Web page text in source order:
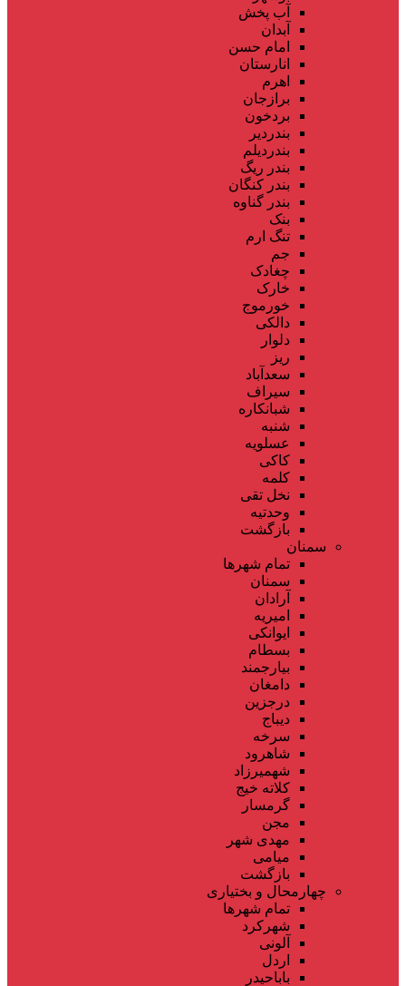
آب پخش
آبدان
امام حسن
انارستان
اهرم
برازجان
بردخون
بندردیر
بندردیلم
بندر ریگ
بندر کنگان
بندر گناوه
بنک
تنگ ارم
جم
چغادک
خارک
خورموج
دالکی
دلوار
ریز
سعدآباد
سیراف
شبانکاره
شنبه
عسلویه
کاکی
کلمه
نخل تقی
وحدتیه
بازگشت
سمنان
تمام شهر‌ها
سمنان
آرادان
امیریه
ایوانکی
بسطام
بیارجمند
دامغان
درجزین
دیباج
سرخه
شاهرود
شهمیرزاد
کلاته خیج
گرمسار
مجن
مهدی شهر
میامی
بازگشت
چهارمحال و بختیاری
تمام شهر‌ها
شهرکرد
آلونی
اردل
باباحیدر